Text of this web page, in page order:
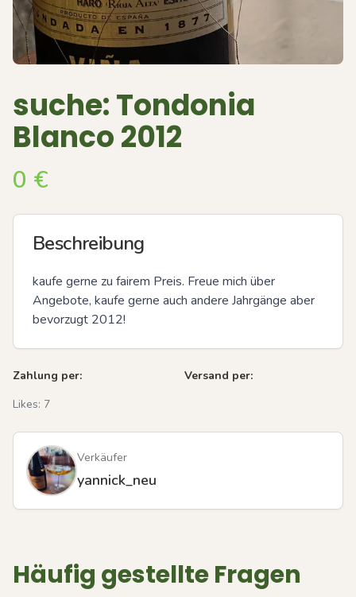
suche: Tondonia
Blanco 2012
0 €
Beschreibung
kaufe gerne zu fairem Preis. Freue mich über
Angebote, kaufe gerne auch andere Jahrgänge aber
bevorzugt 2012!
Zahlung per:
Versand per:
Likes: 7
Verkäufer
yannick_neu
Häufig gestellte Fragen